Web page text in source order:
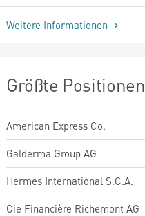
Weitere Informationen
Größte Positionen
American Express Co.
Galderma Group AG
Hermes International S.C.A.
Cie Financière Richemont AG